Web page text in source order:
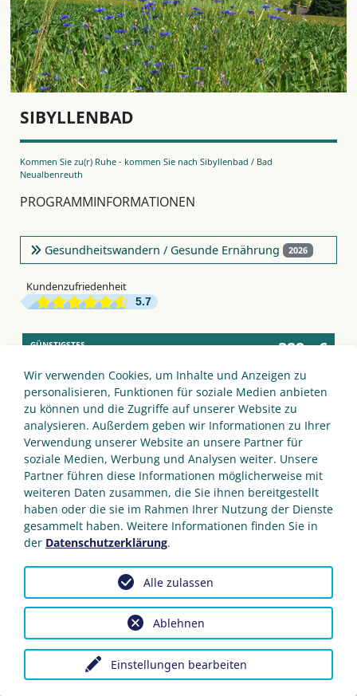
SIBYLLENBAD
Kommen Sie zu(r) Ruhe - kommen Sie nach Sibyllenbad / Bad
Neualbenreuth
PROGRAMMINFORMATIONEN
Gesundheitswandern / Gesunde Ernährung 2026
Kundenzufriedenheit
5.7
GÜNSTIGSTES 329,- €
Wir verwenden Cookies, um Inhalte und Anzeigen zu
personalisieren, Funktionen für soziale Medien anbieten
zu können und die Zugriffe auf unserer Website zu
analysieren. Außerdem geben wir Informationen zu Ihrer
Verwendung unserer Website an unsere Partner für
soziale Medien, Werbung und Analysen weiter. Unsere
Partner führen diese Informationen möglicherweise mit
weiteren Daten zusammen, die Sie ihnen bereitgestellt
haben oder die sie im Rahmen Ihrer Nutzung der Dienste
gesammelt haben. Weitere Informationen finden Sie in
der Datenschutzerklärung.
Einstellungen bearbeiten
Ablehnen
Alle zulassen